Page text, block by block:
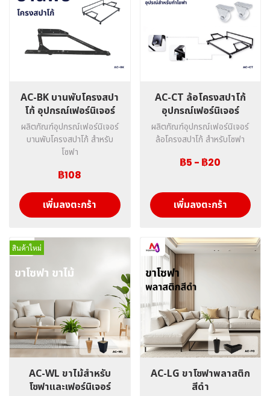
AC-BK บานพับโครงสปา
โก้ อุปกรณ์เฟอร์นิเจอร์
ผลิตภัณฑ์อุปกรณ์เฟอร์นิเจอร์
บานพับโครงสปาโก้ สำหรับ
โซฟา
฿108
เพิ่มลงตะกร้า
AC-CT ล้อโครงสปาโก้
อุปกรณ์เฟอร์นิเจอร์
ผลิตภัณฑ์อุปกรณ์เฟอร์นิเจอร์
ล้อโครงสปาโก้ สำหรับโซฟา
฿5 - ฿20
เพิ่มลงตะกร้า
สินค้าใหม่
AC-WL ขาไม้สำหรับ
โซฟาและเฟอร์นิเจอร์
AC-LG ขาโซฟาพลาสติก
สีดำ